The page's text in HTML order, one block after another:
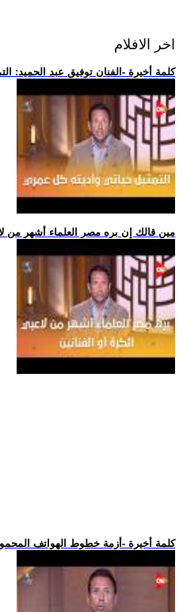
اخر الافلام
.. كلمة أخيرة -الفنان توفيق عبد الحميد:
.. مين قالك إن بره مصر العلماء أشهر من
.. كلمة أخيرة -أزمة خطوط الهواتف